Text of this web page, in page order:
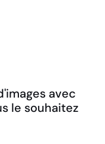
avec
le souhaitez